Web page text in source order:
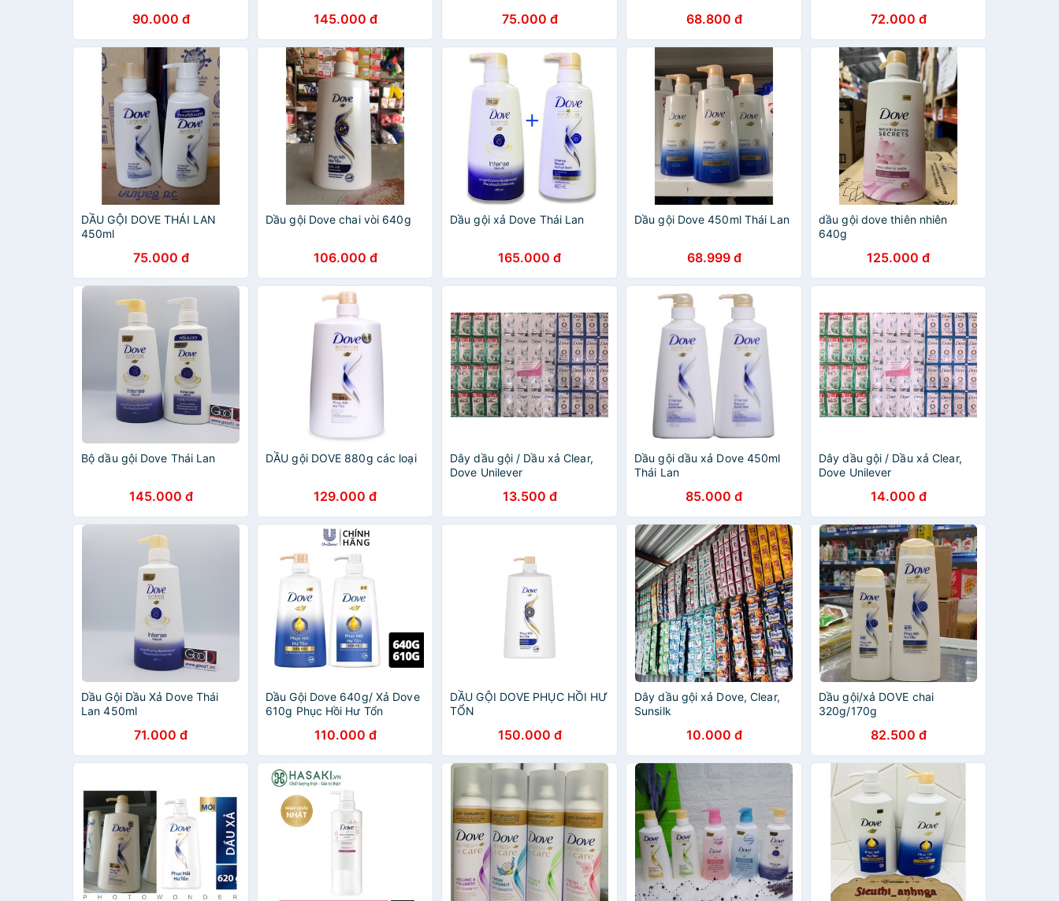
90.000 đ 145.000 đ 75.000 đ 68.800 đ 72.000 đ
DẦU GỘI DOVE THÁI LAN
450ml
75.000 đ
Dầu gội Dove chai vòi 640g
106.000 đ
Dầu gội xả Dove Thái Lan
165.000 đ
Dầu gội Dove 450ml Thái Lan
68.999 đ
dầu gội dove thiên nhiên
640g
125.000 đ
Bộ dầu gội Dove Thái Lan
145.000 đ
DẦU gội DOVE 880g các loại
129.000 đ
Dây dầu gội / Dầu xả Clear,
Dove Unilever
13.500 đ
Dầu gội dầu xả Dove 450ml
Thái Lan
85.000 đ
Dây dầu gội / Dầu xả Clear,
Dove Unilever
14.000 đ
Dầu Gội Dầu Xả Dove Thái
Lan 450ml
71.000 đ
Dầu Gội Dove 640g/ Xả Dove
610g Phục Hồi Hư Tổn
110.000 đ
DẦU GỘI DOVE PHỤC HỒI HƯ
TỔN
150.000 đ
Dây dầu gội xả Dove, Clear,
Sunsilk
10.000 đ
Dầu gội/xả DOVE chai
320g/170g
82.500 đ